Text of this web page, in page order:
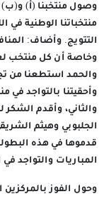
وصول منتخبنا (أ) و(ب)
منتخباتنا الوطنية
التتويج. وأضاف:
والحمد استطعنا من
وأحقيتنا بالتواجد
والثاني، وأقدم
الجلبوبي وهيثم
قدموها في هذه
المباريات والتواجد
وحول الفوز